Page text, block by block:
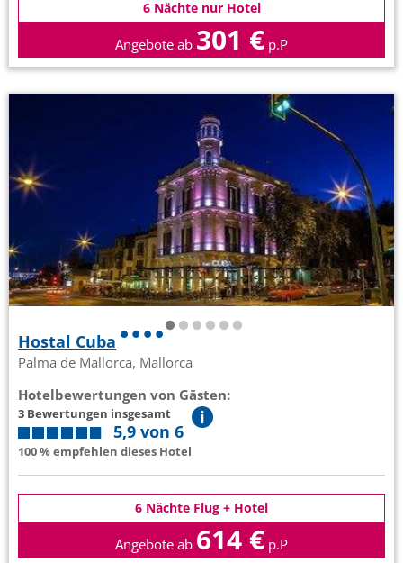
6 Nächte nur Hotel
Angebote ab 301 € p.P
Hostal Cuba
Palma de Mallorca, Mallorca
Hotelbewertungen von Gästen:
3 Bewertungen insgesamt
5,9 von 6
100 % empfehlen dieses Hotel
6 Nächte Flug + Hotel
Angebote ab 614 € p.P